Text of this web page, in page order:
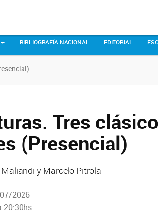
BIBLIOGRAFÍA NACIONAL EDITORIAL
Tres
(Presencial)
y Marcelo Pitrola
2026
20:30hs.